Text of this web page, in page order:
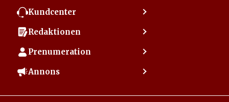
Kundcenter
Min sida
Vanliga frågor
Användarvillkor
Redaktionen
Tipsa Dagen
Vill du debattera i Dagen?
Dagen förklarar
Prenumeration
Så skapar du ett konto
Annons
Annonsera